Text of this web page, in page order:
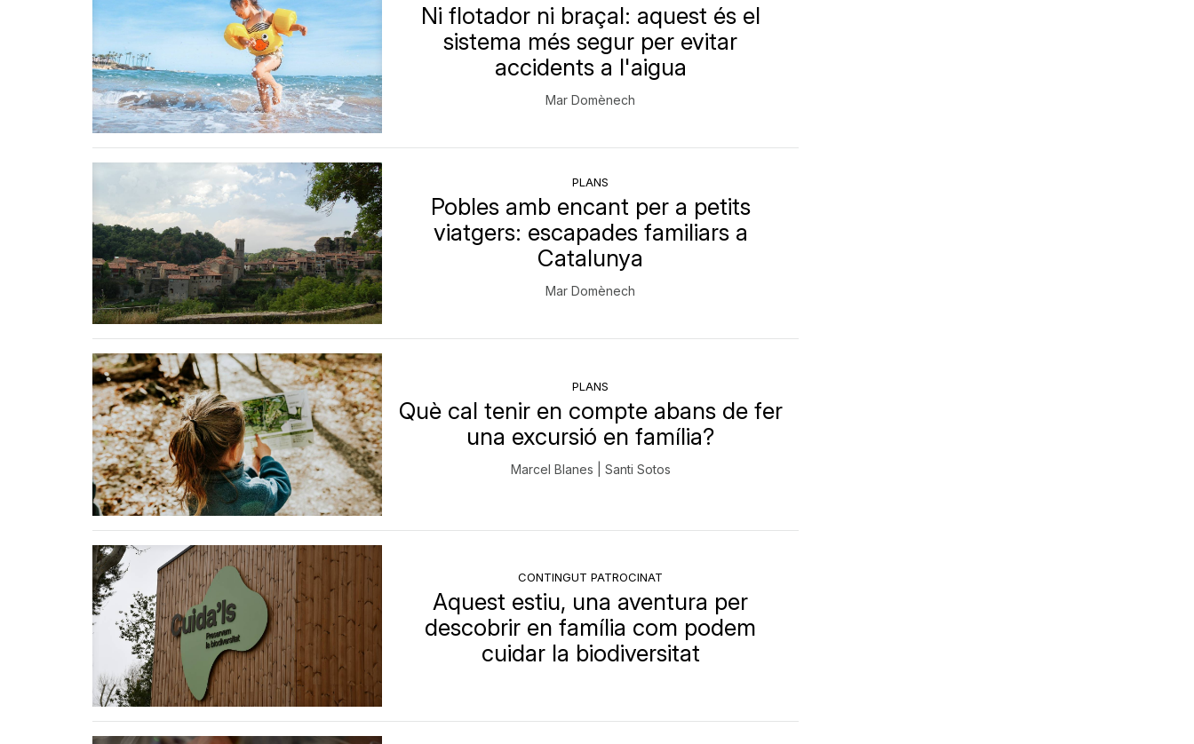
Ni flotador ni braçal: aquest és el
sistema més segur per evitar
accidents a l'aigua
Mar Domènech
PLANS
Pobles amb encant per a petits
viatgers: escapades familiars a
Catalunya
Mar Domènech
PLANS
Què cal tenir en compte abans de fer
una excursió en família?
Marcel Blanes | Santi Sotos
CONTINGUT PATROCINAT
Aquest estiu, una aventura per
descobrir en família com podem
cuidar la biodiversitat